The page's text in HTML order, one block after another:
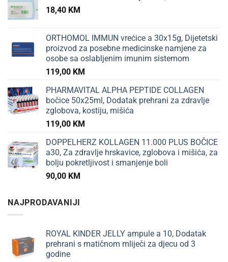
18,40 KM
ORTHOMOL IMMUN vrećice a 30x15g, Dijetetski
proizvod za posebne medicinske namjene za
osobe sa oslabljenim imunim sistemom
119,00 KM
PHARMAVITAL ALPHA PEPTIDE COLLAGEN
bočice 50x25ml, Dodatak prehrani za zdravlje
zglobova, kostiju, mišića
119,00 KM
DOPPELHERZ KOLLAGEN 11.000 PLUS BOČICE
a30, Za zdravlje hrskavice, zglobova i mišića, za
bolju pokretljivost i smanjenje boli
90,00 KM
NAJPRODAVANIJI
ROYAL KINDER JELLY ampule a 10, Dodatak
prehrani s matičnom mliječi za djecu od 3
godine